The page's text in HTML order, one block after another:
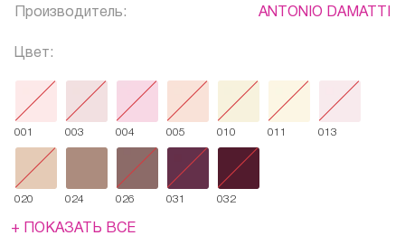
Производитель: ANTONIO DAMATTI
Цвет:
001 003 004 005 010 011 013
020 024 026 031 032
+ ПОКАЗАТЬ ВСЕ